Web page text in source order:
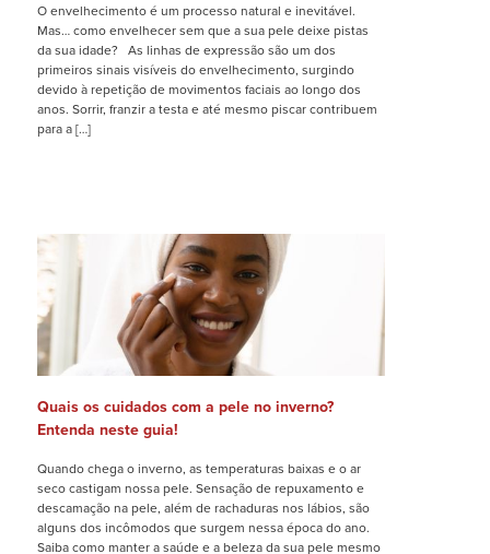
O envelhecimento é um processo natural e inevitável.
Mas… como envelhecer sem que a sua pele deixe pistas
da sua idade? As linhas de expressão são um dos
primeiros sinais visíveis do envelhecimento, surgindo
devido à repetição de movimentos faciais ao longo dos
anos. Sorrir, franzir a testa e até mesmo piscar contribuem
para a […]
Quais os cuidados com a pele no inverno?
Entenda neste guia!
Quando chega o inverno, as temperaturas baixas e o ar
seco castigam nossa pele. Sensação de repuxamento e
descamação na pele, além de rachaduras nos lábios, são
alguns dos incômodos que surgem nessa época do ano.
Saiba como manter a saúde e a beleza da sua pele mesmo